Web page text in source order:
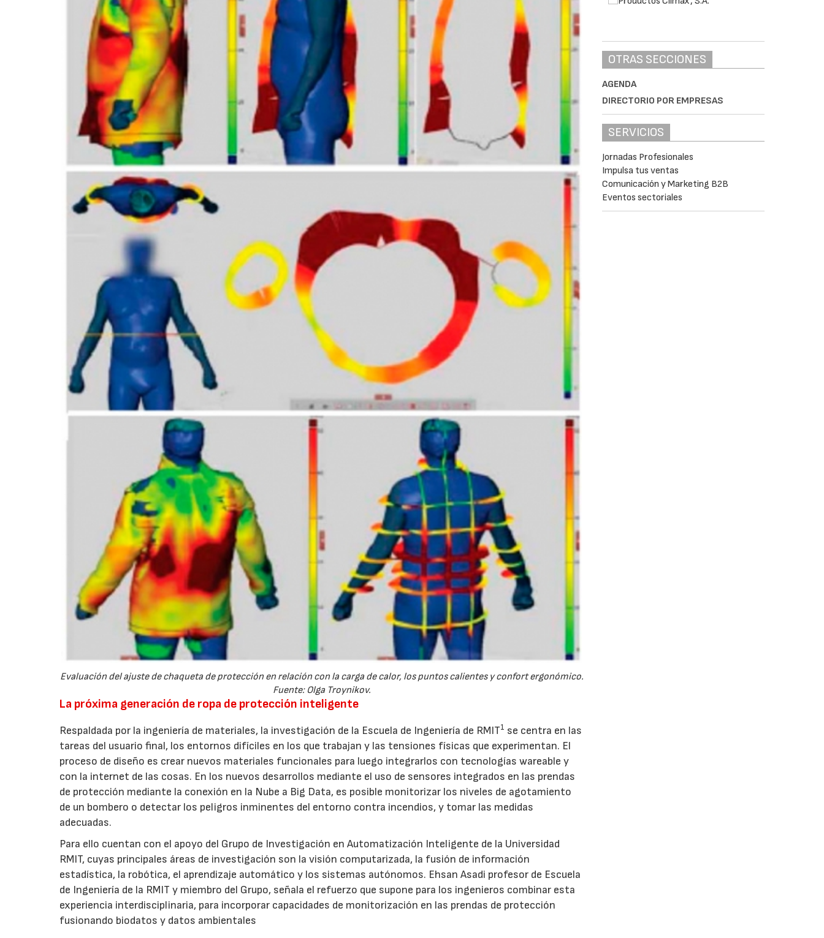
Evaluación del ajuste de chaqueta de protección en relación con la carga de calor, los puntos calientes y confort ergonómico.
Fuente: Olga Troynikov.
La próxima generación de ropa de protección inteligente
Respaldada por la ingeniería de materiales, la investigación de la Escuela de Ingeniería de RMIT1 se centra en las
tareas del usuario final, los entornos difíciles en los que trabajan y las tensiones físicas que experimentan. El
proceso de diseño es crear nuevos materiales funcionales para luego integrarlos con tecnologías wareable y
con la internet de las cosas. En los nuevos desarrollos mediante el uso de sensores integrados en las prendas
de protección mediante la conexión en la Nube a Big Data, es posible monitorizar los niveles de agotamiento
de un bombero o detectar los peligros inminentes del entorno contra incendios, y tomar las medidas
adecuadas.
Para ello cuentan con el apoyo del Grupo de Investigación en Automatización Inteligente de la Universidad
RMIT, cuyas principales áreas de investigación son la visión computarizada, la fusión de información
estadística, la robótica, el aprendizaje automático y los sistemas autónomos. Ehsan Asadi profesor de Escuela
de Ingeniería de la RMIT y miembro del Grupo, señala el refuerzo que supone para los ingenieros combinar esta
experiencia interdisciplinaria, para incorporar capacidades de monitorización en las prendas de protección
fusionando biodatos y datos ambientales
OTRAS SECCIONES
AGENDA
DIRECTORIO POR EMPRESAS
SERVICIOS
Jornadas Profesionales
Impulsa tus ventas
Comunicación y Marketing B2B
Eventos sectoriales